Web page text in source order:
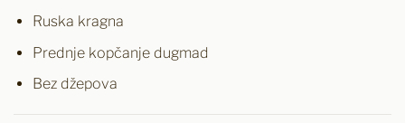
Ruska kragna
Prednje kopčanje dugmad
Bez džepova